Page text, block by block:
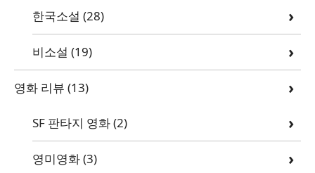
한국소설 (28)
비소설 (19)
영화 리뷰 (13)
SF 판타지 영화(2)
영미영화(3)